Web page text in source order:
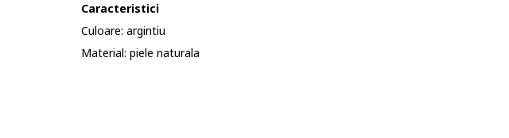
Caracteristici
Culoare: argintiu
Material: piele naturala